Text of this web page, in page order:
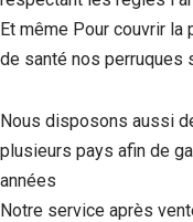
Et même Pour couvrir
de santé nos perruques
Nous disposons aussi
plusieurs pays afin de
années
Notre service après